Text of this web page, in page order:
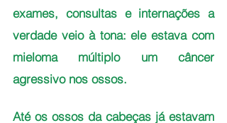
exames, consultas e internações a
verdade veio à tona: ele estava com
mieloma múltiplo um câncer
agressivo nos ossos.
Até os ossos da cabeças já estavam